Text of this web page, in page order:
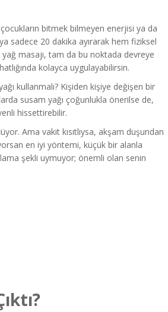
bitmek bilmeyen enerjisi ya da
sadece 20 dakika ayırarak hem fiziksel
masajı, tam da bu noktada devreye
kolayca uygulayabilirsin.
kullanmalı? Kişiden kişiye değişen bir
susam yağı çoğunlukla önerilse de,
hissettirebilir.
Ama vakit kısıtlıysa, akşam duşundan
en iyi yöntemi, küçük bir alanla
şekli uymuyor; önemli olan senin